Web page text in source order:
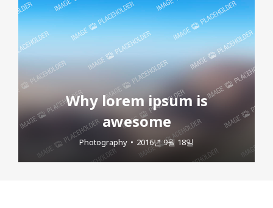
Why lorem ipsum is
awesome
Photography 2016년 9월 18일